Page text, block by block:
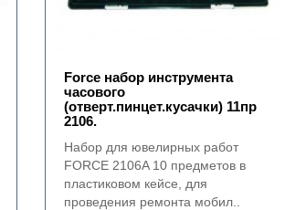
Force набор инструмента
часового
(отверт.пинцет.кусачки) 11пр
2106.
Набор для ювелирных работ
FORCE 2106A 10 предметов в
пластиковом кейсе, для
проведения ремонта мобил..